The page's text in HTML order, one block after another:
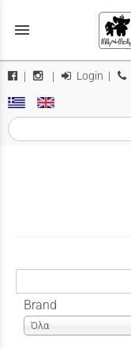
menu
| | Login |
Brand
Όλα